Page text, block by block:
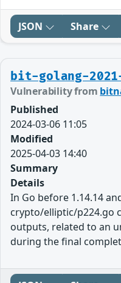
JSON Share
bit-golang-
Vulnerability from
Published
2024-03-06 11:05
Modified
2025-04-03 14:40
Summary
Details
In Go before 1.14.14
crypto/elliptic/p224.go
outputs, related to an
during the final